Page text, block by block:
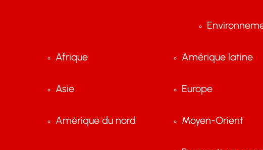
Afrique
Asie
Amérique du nord
Amérique latine
Europe
Moyen-Orient